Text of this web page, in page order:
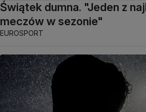
Świątek dumna. "Jeden z
meczów w sezonie"
EUROSPORT